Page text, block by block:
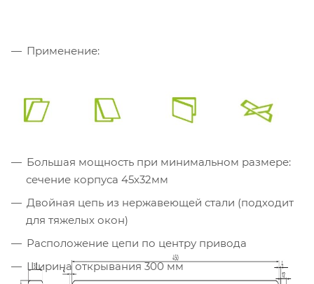
Применение:
Большая мощность при минимальном размере:
сечение корпуса 45х32мм
Двойная цепь из нержавеющей стали (подходит
для тяжелых окон)
Расположение цепи по центру привода
Ширина открывания 300 мм